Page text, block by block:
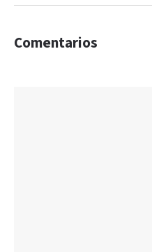
Comentarios